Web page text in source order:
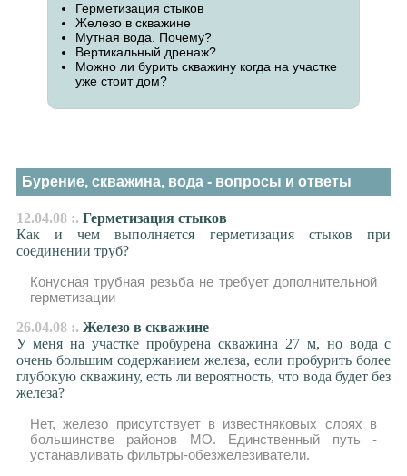
Герметизация стыков
Железо в скважине
Мутная вода. Почему?
Вертикальный дренаж?
Можно ли бурить скважину когда на участке
уже стоит дом?
Бурение, скважина, вода - вопросы и ответы
12.04.08 :. Герметизация стыков
Как и чем выполняется герметизация стыков при
соединении труб?
Конусная трубная резьба не требует дополнительной
герметизации
26.04.08 :. Железо в скважине
У меня на участке пробурена скважина 27 м, но вода с
очень большим содержанием железа, если пробурить более
глубокую скважину, есть ли вероятность, что вода будет без
железа?
Нет, железо присутствует в известняковых слоях в
большинстве районов МО. Единственный путь -
устанавливать фильтры-обезжелезиватели.